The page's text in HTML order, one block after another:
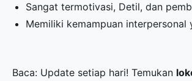
Sangat termotivasi, Detil, dan
Memiliki kemampuan interpersonal
Baca: Update setiap hari! Temukan